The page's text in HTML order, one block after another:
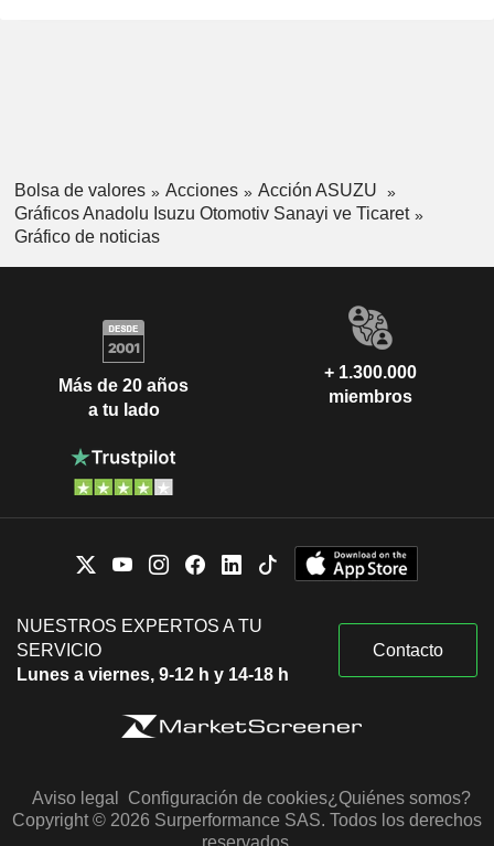
Bolsa de valores Acciones
Acción ASUZU
Gráficos Anadolu Isuzu Otomotiv Sanayi ve Ticaret
Gráfico de noticias
Más de 20 años
a tu lado
+ 1.300.000
miembros
NUESTROS EXPERTOS A TU
SERVICIO
Lunes a viernes, 9-12 h y 14-18 h
Contacto
Aviso legal Configuración de cookies¿Quiénes somos?
Copyright © 2026 Surperformance SAS. Todos los derechos
reservados.